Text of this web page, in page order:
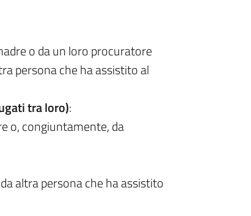
o da un loro procuratore
persona che ha assistito al
tra loro):
o, congiuntamente, da
altra persona che ha assistito